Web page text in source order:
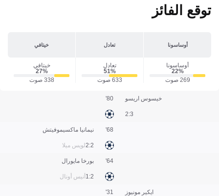
توقع الفائز
أوساسونا تعادل خيتافي
أوساسونا
22‎%‎
269 صوت
تعادل
51‎%‎
633 صوت
خيتافي
27‎%‎
338 صوت
خيسوس اريسو
3:2
80'
نيمانيا ماكسيموفيتش
لويس ميلا2:2
68'
بورخا مايورال
أنيس أونال 2:1
64'
ايكير مونيوز 31'